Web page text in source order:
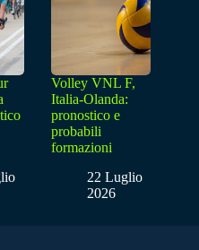
Volley VNL F,
Italia-Olanda:
pronostico e
probabili
formazioni
22 Luglio
2026